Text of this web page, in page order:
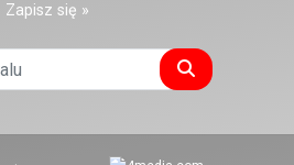
Zapisz się »
Szukaj